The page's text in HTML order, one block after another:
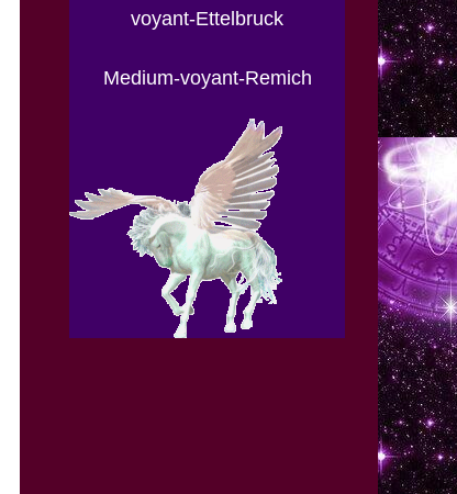
voyant-Ettelbruck
Medium-voyant-Remich